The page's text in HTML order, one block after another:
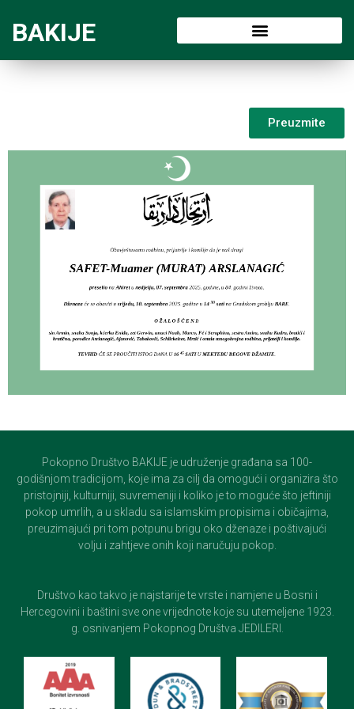
BAKIJE
Preuzmite
Pokopno Društvo BAKIJE je udruženje građana sa 100-
godišnjom tradicijom, koje ima za cilj da omogući i organizira što
pristojniji, kulturniji, suvremeniji i koliko je to moguće što jeftiniji
pokop umrlih, a u skladu sa islamskim propisima i običajima,
preuzimajući pri tom potpunu brigu oko dženaze i poštivajući
volju i zahtjeve onih koji naručuju pokop.
Društvo kao takvo je najstarije te vrste i namjene u Bosni i
Hercegovini i baštini sve one vrijednote koje su utemeljene 1923.
g. osnivanjem Pokopnog Društva JEDILERI.